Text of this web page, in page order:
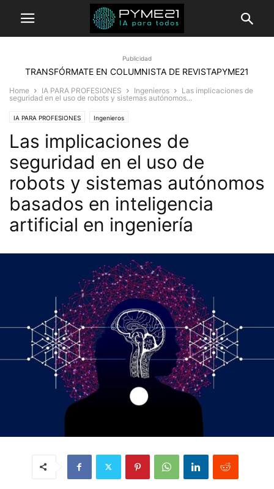
Publicidad
TRANSFÓRMATE EN COLUMNISTA DE REVISTAPYME21
Home IA PARA PROFESIONES Ingenieros
Las implicaciones de
seguridad en el uso de robots y sistemas autónomos...
IA PARA PROFESIONES Ingenieros
Las implicaciones de
seguridad en el uso de
robots y sistemas autónomos
basados en inteligencia
artificial en ingeniería